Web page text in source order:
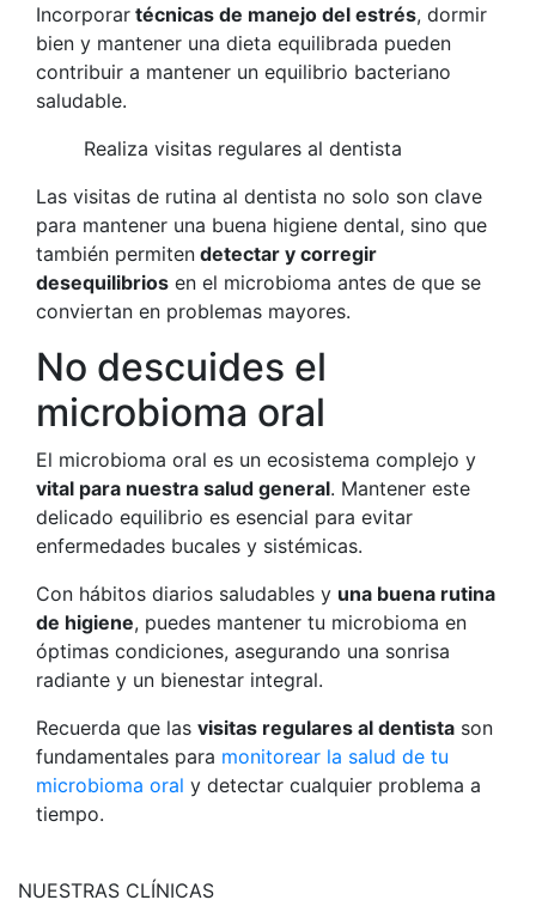
Incorporar técnicas de manejo del estrés, dormir
bien y mantener una dieta equilibrada pueden
contribuir a mantener un equilibrio bacteriano
saludable.
Realiza visitas regulares al dentista
Las visitas de rutina al dentista no solo son clave
para mantener una buena higiene dental, sino que
también permiten detectar y corregir
desequilibrios en el microbioma antes de que se
conviertan en problemas mayores.
No descuides el
microbioma oral
El microbioma oral es un ecosistema complejo y
vital para nuestra salud general. Mantener este
delicado equilibrio es esencial para evitar
enfermedades bucales y sistémicas.
Con hábitos diarios saludables y una buena rutina
de higiene, puedes mantener tu microbioma en
óptimas condiciones, asegurando una sonrisa
radiante y un bienestar integral.
Recuerda que las visitas regulares al dentista son
fundamentales para monitorear la salud de tu
microbioma oral y detectar cualquier problema a
tiempo.
NUESTRAS CLÍNICAS